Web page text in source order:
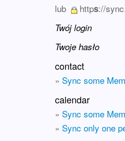
lub https://
Twój login
Twoje hasło
contact
» Sync some
calendar
» Sync some
» Sync only one